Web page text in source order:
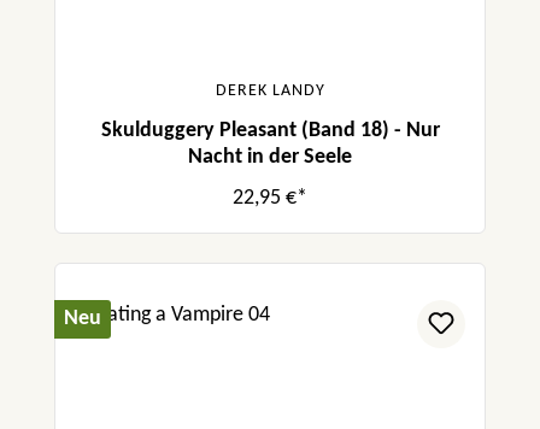
DEREK LANDY
Skulduggery Pleasant (Band 18) - Nur
Nacht in der Seele
22,95 €*
Neu